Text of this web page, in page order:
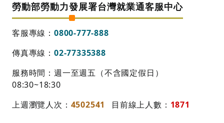
勞動部勞動力發展署台灣就業通客服中心
客服專線： 0800-777-888
傳真專線： 02-77335388
服務時間：週一至週五（不含國定假日）
08:30~18:30
上週瀏覽人次： 4502541 目前線上人數： 1871